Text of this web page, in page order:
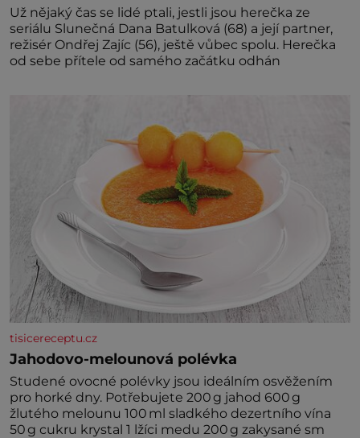
Už nějaký čas se lidé ptali, jestli jsou herečka ze
seriálu Slunečná Dana Batulková (68) a její partner,
režisér Ondřej Zajíc (56), ještě vůbec spolu. Herečka
od sebe přítele od samého začátku odhán
tisicereceptu.cz
Jahodovo-melounová polévka
Studené ovocné polévky jsou ideálním osvěžením
pro horké dny. Potřebujete 200 g jahod 600 g
žlutého melounu 100 ml sladkého dezertního vína
50 g cukru krystal 1 lžíci medu 200 g zakysané sm